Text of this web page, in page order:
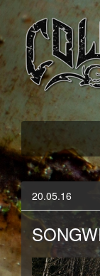
Official
20.05.16